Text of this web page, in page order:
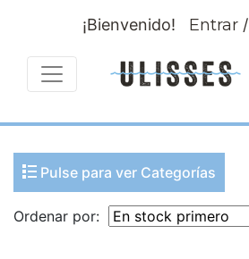
¡Bienvenido! Entrar/
Pulse para ver Categorías
Ordenar por: